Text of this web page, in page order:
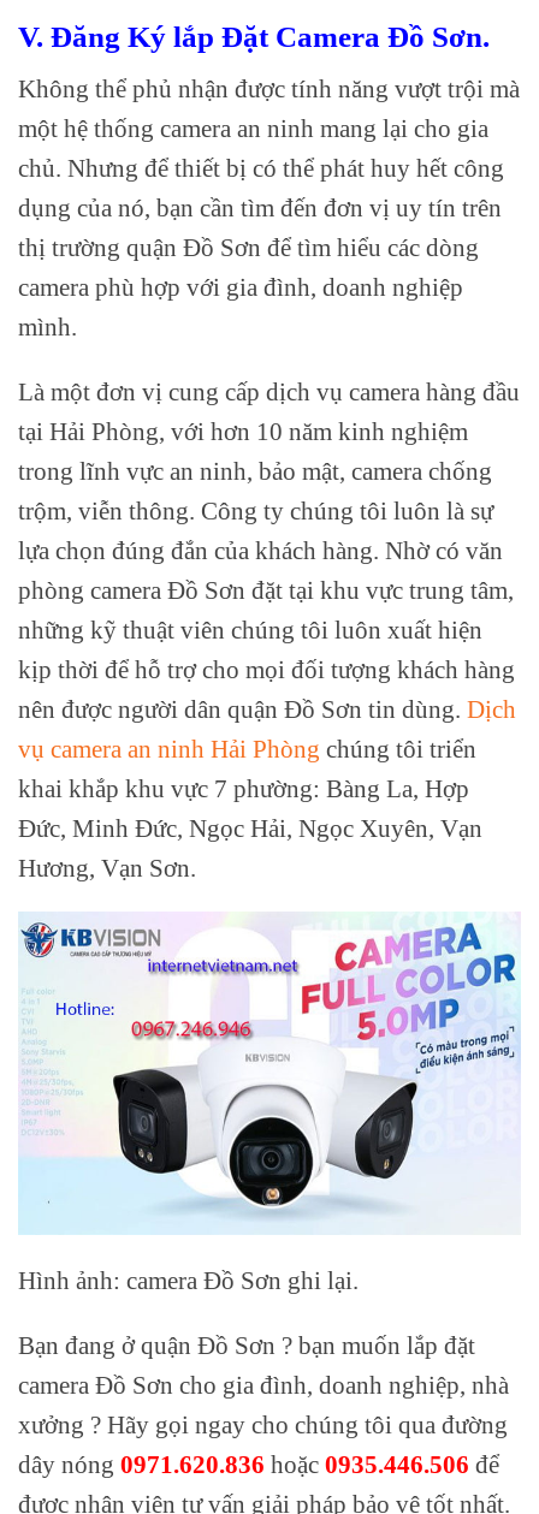
V. Đăng Ký lắp Đặt Camera Đồ Sơn.
Không thể phủ nhận được tính năng vượt trội mà
một hệ thống camera an ninh mang lại cho gia
chủ. Nhưng để thiết bị có thể phát huy hết công
dụng của nó, bạn cần tìm đến đơn vị uy tín trên
thị trường quận Đồ Sơn để tìm hiểu các dòng
camera phù hợp với gia đình, doanh nghiệp
mình.
Là một đơn vị cung cấp dịch vụ camera hàng đầu
tại Hải Phòng, với hơn 10 năm kinh nghiệm
trong lĩnh vực an ninh, bảo mật, camera chống
trộm, viễn thông. Công ty chúng tôi luôn là sự
lựa chọn đúng đắn của khách hàng. Nhờ có văn
phòng camera Đồ Sơn đặt tại khu vực trung tâm,
những kỹ thuật viên chúng tôi luôn xuất hiện
kịp thời để hỗ trợ cho mọi đối tượng khách hàng
nên được người dân quận Đồ Sơn tin dùng. Dịch
vụ camera an ninh Hải Phòng chúng tôi triển
khai khắp khu vực 7 phường: Bàng La, Hợp
Đức, Minh Đức, Ngọc Hải, Ngọc Xuyên, Vạn
Hương, Vạn Sơn.
Hình ảnh: camera Đồ Sơn ghi lại.
Bạn đang ở quận Đồ Sơn ? bạn muốn lắp đặt
camera Đồ Sơn cho gia đình, doanh nghiệp, nhà
xưởng ? Hãy gọi ngay cho chúng tôi qua đường
dây nóng 0971.620.836 hoặc 0935.446.506 để
được nhân viên tư vấn giải pháp bảo vệ tốt nhất.